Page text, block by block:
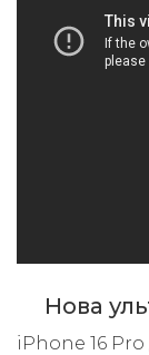
Нова
iPhone 16 Pro